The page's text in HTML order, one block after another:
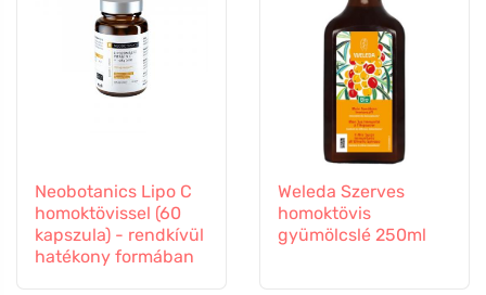
Neobotanics Lipo C
homoktövissel (60
kapszula) - rendkívül
hatékony formában
Weleda Szerves
homoktövis
gyümölcslé 250ml